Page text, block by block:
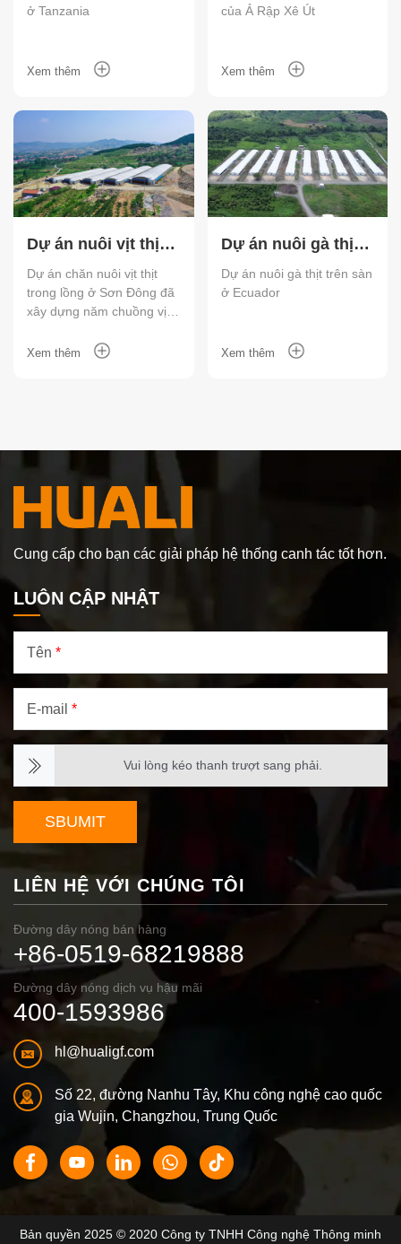
ở Tanzania
Xem thêm
Xê Út
của Ả Rập Xê Út
Xem thêm
Dự án nuôi vịt thịt
trong lồng ở Sơn
Đông
Dự án chăn nuôi vịt thịt
trong lồng ở Sơn Đông đã
xây dựng năm chuồng vịt
hàng, với công suất hàng
Xem thêm
Dự án nuôi gà thịt
trên sàn ở Ecuador
Dự án nuôi gà thịt trên sàn
ở Ecuador
Xem thêm
Cung cấp cho bạn các giải pháp hệ thống canh tác tốt hơn.
LUÔN CẬP NHẬT
Tên *
E-mail *
Vui lòng kéo thanh trượt sang phải.
SBUMIT
LIÊN HỆ VỚI CHÚNG TÔI
Đường dây nóng bán hàng
+86-0519-68219888
Đường dây nóng dịch vụ hậu mãi
400-1593986
hl@hualigf.com
Số 22, đường Nanhu Tây, Khu công nghệ cao quốc
gia Wujin, Changzhou, Trung Quốc
Bản quyền 2025 © 2020 Công ty TNHH Công nghệ Thông minh